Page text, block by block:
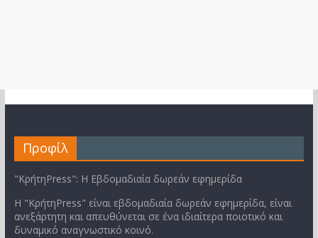
Προφίλ
"ΚρήτηPress": Η Εβδομαδιαία δωρεάν εφημερίδα
Η "ΚρήτηPress" είναι εβδομαδιαία δωρεάν εφημερίδα, είναι
ανεξάρτητη και απευθύνεται σε ένα ιδιαίτερα ποιοτικό και
δυναμικό αναγνωστικό κοινό.